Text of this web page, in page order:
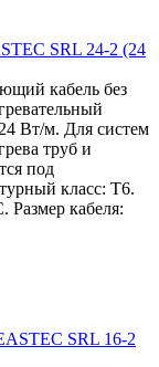
SRL 24-2 (24
кабель без
Вт/м. Для систем
труб и
под
класс: Т6.
Размер кабеля: